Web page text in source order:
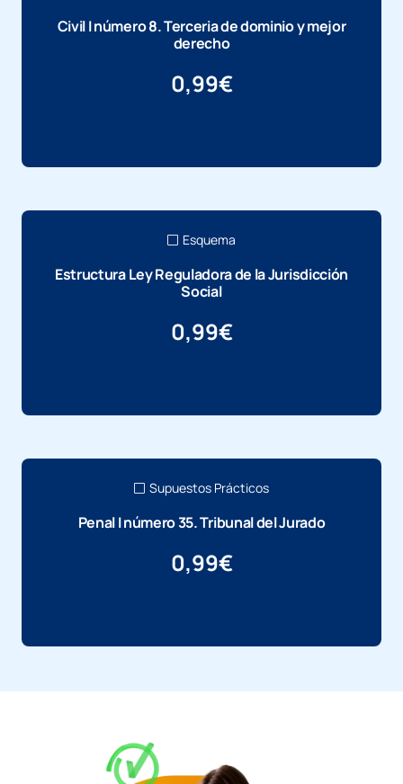
Civil I número 8. Terceria de dominio y mejor
derecho
0,99€
Esquema
Estructura Ley Reguladora de la Jurisdicción
Social
0,99€
Supuestos Prácticos
Penal I número 35. Tribunal del Jurado
0,99€